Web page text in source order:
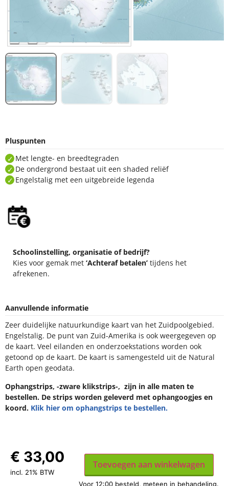
Pluspunten
Met lengte- en breedtegraden
De ondergrond bestaat uit een shaded reliëf
Engelstalig met een uitgebreide legenda
Schoolinstelling, organisatie of bedrijf?
Kies voor gemak met ‘Achteraf betalen’ tijdens het
afrekenen.
Aanvullende informatie
Zeer duidelijke natuurkundige kaart van het Zuidpoolgebied.
Engelstalig. De punt van Zuid-Amerika is ook weergegeven op
de kaart. Veel eilanden en onderzoekstations worden ook
getoond op de kaart. De kaart is samengesteld uit de Natural
Earth open geodata.
Ophangstrips, -zware klikstrips-, zijn in alle maten te
bestellen. De strips worden geleverd met ophangoogjes en
koord. Klik hier om ophangstrips te bestellen.
€ 33,00
incl. 21% BTW
Toevoegen aan winkelwagen